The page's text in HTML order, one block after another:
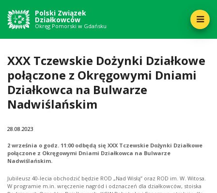
Polski Związek
Działkowców
Okręg Pomorski w Gdańsku
XXX Tczewskie Dożynki Działkowe
połączone z Okręgowymi Dniami
Działkowca na Bulwarze
Nadwiślańskim
28 08.2023
2 września o godz. 11:00 odbędą się XXX Tczewskie Dożynki Działkowe
połączone z Okręgowymi Dniami Działkowca na Bulwarze
Nadwiślańskim.
Jubileusz 40-lecia obchodzić będzie ROD „Nad Wisłą” oraz ROD im. W. Witosa.
W programie m.in. wręczenie nagród i odznaczeń dla działkowców, stoiska